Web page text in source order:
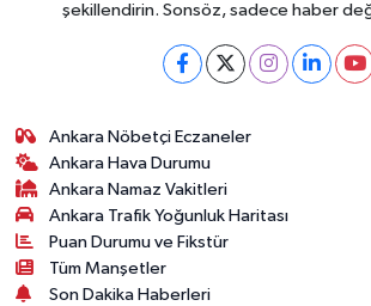
şekillendirin. Sonsöz, sadece haber
Ankara Nöbetçi Eczaneler
Ankara Hava Durumu
Ankara Namaz Vakitleri
Ankara Trafik Yoğunluk Haritası
Puan Durumu ve Fikstür
Tüm Manşetler
Son Dakika Haberleri